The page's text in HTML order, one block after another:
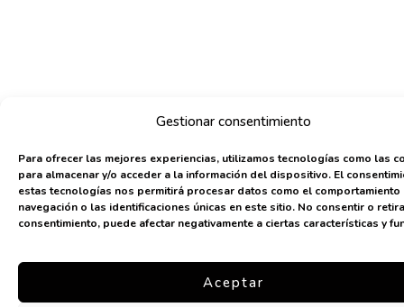
Gestionar consentimiento
Para ofrecer las mejores experiencias, utilizamos tecnologías como las
para almacenar y/o acceder a la información del dispositivo. El
estas tecnologías nos permitirá procesar datos como el comportamiento
navegación o las identificaciones únicas en este sitio. No consentir o
consentimiento, puede afectar negativamente a ciertas características y
Aceptar